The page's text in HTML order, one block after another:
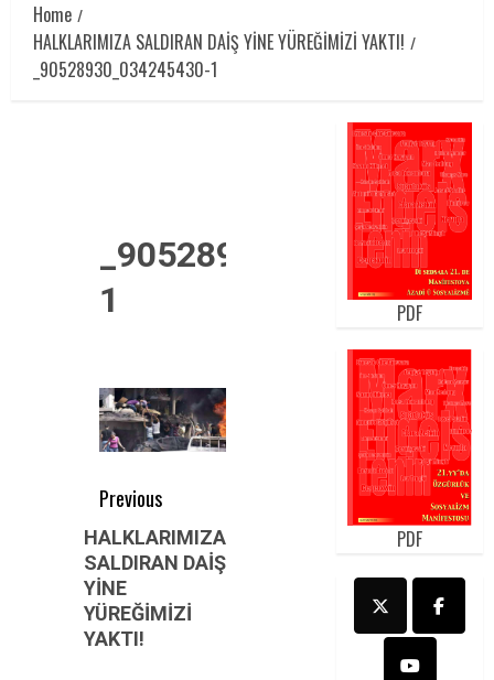
Home
HALKLARIMIZA SALDIRAN DAİŞ YİNE YÜREĞİMİZİ YAKTI!
_90528930_034245430-1
_90528930_034245430-
1
Post
navigation
Previous
Previous
post:
HALKLARIMIZA
SALDIRAN DAİŞ
YİNE
YÜREĞİMİZİ
YAKTI!
PDF
PDF